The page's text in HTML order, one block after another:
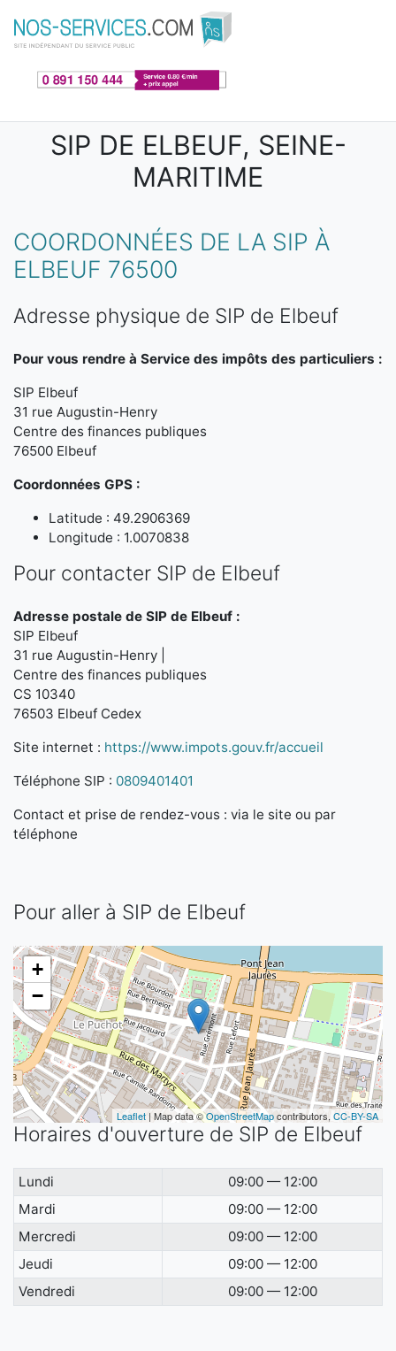
Aller au contenu principal
SIP DE ELBEUF, SEINE-
MARITIME
COORDONNÉES DE LA SIP À
ELBEUF 76500
Adresse physique de SIP de Elbeuf
Pour vous rendre à Service des impôts des particuliers :
SIP Elbeuf
31 rue Augustin-Henry
Centre des finances publiques
76500 Elbeuf
Coordonnées GPS :
Latitude : 49.2906369
Longitude : 1.0070838
Pour contacter SIP de Elbeuf
Adresse postale de SIP de Elbeuf :
SIP Elbeuf
31 rue Augustin-Henry |
Centre des finances publiques
CS 10340
76503 Elbeuf Cedex
Site internet : https://www.impots.gouv.fr/accueil
Téléphone SIP : 0809401401
Contact et prise de rendez-vous : via le site ou par
téléphone
Pour aller à SIP de Elbeuf
+
−
Leaflet | Map data ©OpenStreetMapcontributors, CC-BY-SA
Horaires d'ouverture de SIP de Elbeuf
Lundi
09:00 — 12:00
Mardi
09:00 — 12:00
Mercredi
09:00 — 12:00
Jeudi
09:00 — 12:00
Vendredi
09:00 — 12:00